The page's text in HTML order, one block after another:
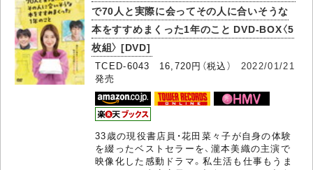
で70人と実際に会ってその人に合いそうな
本をすすめまくった1年のこと DVD-BOX〈5
枚組〉 [DVD]
TCED-6043 16,720円（税込） 2022/01/21
発売
33歳の現役書店員・花田菜々子が自身の体験
を綴ったベストセラーを、瀧本美織の主演で
映像化した感動ドラマ。私生活も仕事もうま